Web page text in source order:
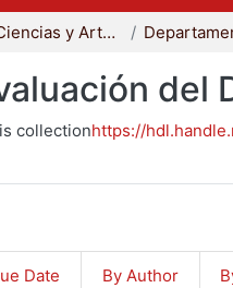
División de Ciencias y Artes para el Diseño
del
collectionhttps://
Date By Author